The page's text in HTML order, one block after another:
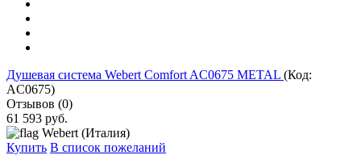
Душевая система Webert Comfort AC0675 METAL (Код:
AC0675)
Отзывов (0)
61 593 руб.
Webert (Италия)
Купить В список пожеланий